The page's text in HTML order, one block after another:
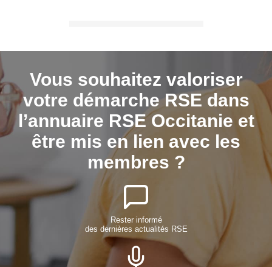
Vous souhaitez valoriser
votre démarche RSE dans
l’annuaire RSE Occitanie et
être mis en lien avec les
membres ?
Rester informé
des dernières actualités RSE